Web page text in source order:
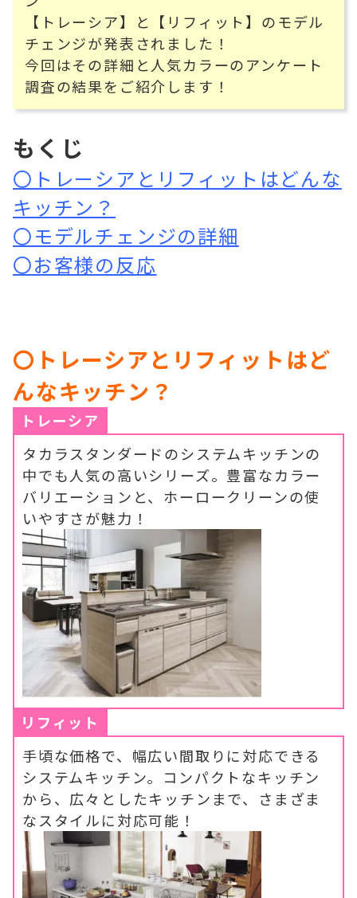
【トレーシア】と【リフィット】のモデル
チェンジが発表されました！
今回はその詳細と人気カラーのアンケート
調査の結果をご紹介します！
もくじ
〇トレーシアとリフィットはどんな
キッチン？
〇モデルチェンジの詳細
〇お客様の反応
〇トレーシアとリフィットはど
んなキッチン？
トレーシア
タカラスタンダードのシステムキッチンの
中でも人気の高いシリーズ。豊富なカラー
バリエーションと、ホーロークリーンの使
いやすさが魅力！
リフィット
手頃な価格で、幅広い間取りに対応できる
システムキッチン。コンパクトなキッチン
から、広々としたキッチンまで、さまざま
なスタイルに対応可能！